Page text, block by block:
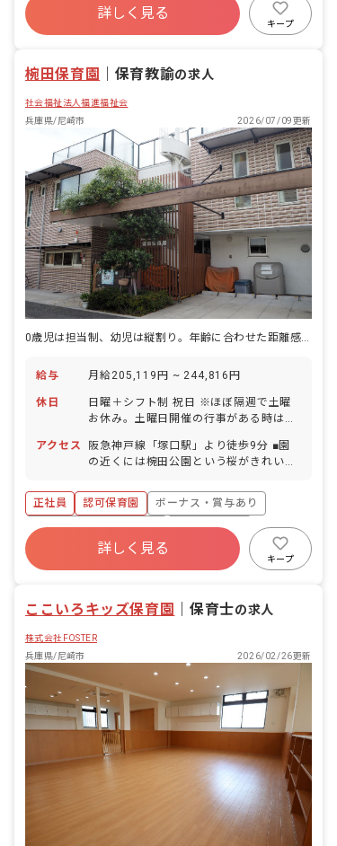
昇給昇進あり
産休育休制度
乳児保育のみ
詳しく見る
キープ
椀田保育園 保育教諭の求人
社会福祉法人福進福祉会
兵庫県/尼崎市
2026/07/09更新
0歳児は担当制、幼児は縦割り。年齢に合わせた距離感で、子どもの育ちにじっくり向き合える保育園です。
給与 月給205,119円 ~ 244,816円
休日
日曜＋シフト制 祝日 ※ほぼ隔週で土曜
お休み。土曜日開催の行事がある時は出
1/3） リフレッシュ休暇（5日間、6～10
月の間で取得）※4/1時点で在職してい
の実績あり) 有給休暇（全体平均：年10
日取得／2020年度実績） ※入職後すぐ
に10日付与（4月入職者）
アクセス
阪急神戸線「塚口駅」より徒歩9分 ■園
の近くには椀田公園という桜がきれいな
り、保育環境・利便性ともに良好です。
■自転車通勤OK
正社員 認可保育園
ボーナス・賞与あり
寮・住宅・家賃補助あり
社会保険完備
福利厚生充実
退職金制度
詳しく見る
キープ
ここいろキッズ保育園 ｜保育士の求人
株式会社FOSTER
兵庫県/尼崎市
2026/02/26更新